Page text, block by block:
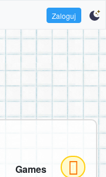
Zaloguj
Games